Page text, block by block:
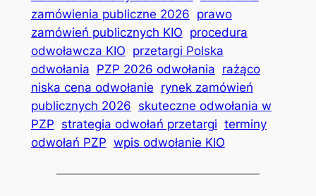
zamówienia publiczne 2026 prawo
zamówień publicznych KIO procedura
odwoławcza KIO przetargi Polska
odwołania PZP 2026 odwołania rażąco
niska cena odwołanie rynek zamówień
publicznych 2026 skuteczne odwołania w
PZP strategia odwołań przetargi terminy
odwołań PZP wpis odwołanie KIO